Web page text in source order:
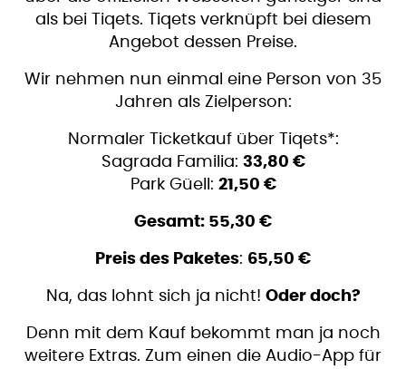
als bei Tiqets. Tiqets verknüpft bei diesem
Angebot dessen Preise.
Wir nehmen nun einmal eine Person von 35
Jahren als Zielperson:
Normaler Ticketkauf über Tiqets*:
Sagrada Familia: 33,80 €
Park Güell: 21,50 €
Gesamt: 55,30 €
Preis des Paketes: 65,50 €
Na, das lohnt sich ja nicht! Oder doch?
Denn mit dem Kauf bekommt man ja noch
weitere Extras. Zum einen die Audio-App für